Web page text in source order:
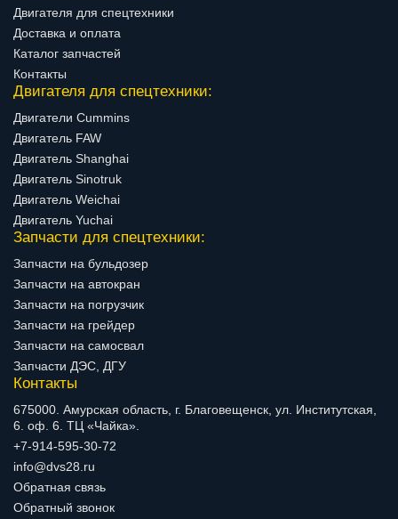
Двигателя для спецтехники
Доставка и оплата
Каталог запчастей
Контакты
Двигателя для спецтехники:
Двигатели Cummins
Двигатель FAW
Двигатель Shanghai
Двигатель Sinotruk
Двигатель Weichai
Двигатель Yuchai
Запчасти для спецтехники:
Запчасти на бульдозер
Запчасти на автокран
Запчасти на погрузчик
Запчасти на грейдер
Запчасти на самосвал
Запчасти ДЭС, ДГУ
Контакты
675000. Амурская область, г. Благовещенск, ул. Институтская,
6. оф. 6. ТЦ «Чайка».
+7-914-595-30-72
info@dvs28.ru
Обратная связь
Обратный звонок